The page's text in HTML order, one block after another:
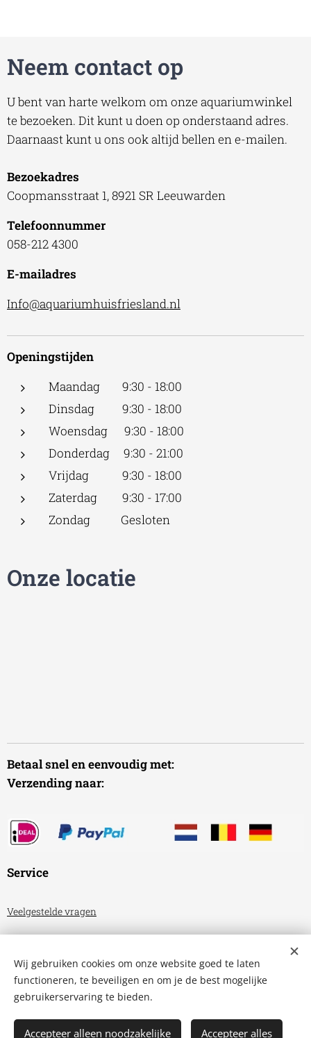
Neem contact op
U bent van harte welkom om onze aquariumwinkel
te bezoeken. Dit kunt u doen op onderstaand adres.
Daarnaast kunt u ons ook altijd bellen en e-mailen.
Bezoekadres
Coopmansstraat 1, 8921 SR Leeuwarden
Telefoonnummer
058-212 4300
E-mailadres
Info@aquariumhuisfriesland.nl
Openingstijden
Maandag 9:30 - 18:00
Dinsdag 9:30 - 18:00
Woensdag 9:30 - 18:00
Donderdag 9:30 - 21:00
Vrijdag 9:30 - 18:00
Zaterdag 9:30 - 17:00
Zondag Gesloten
Onze locatie
Betaal snel en eenvoudig met:
Verzending naar:
Service
Veelgestelde vragen
Privacyverklaring
Aquariumhuis Friesland Cookies
Wij gebruiken cookies om onze website goed te laten
functioneren, te beveiligen en om je de best mogelijke
gebruikerservaring te bieden.
Accepteer alleen noodzakelijke Accepteer alles